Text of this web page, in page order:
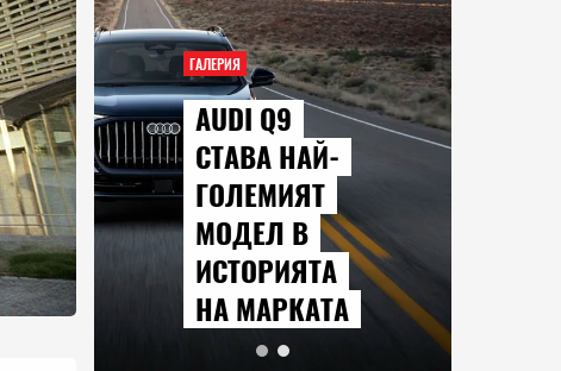
ГАЛЕРИЯ
AUDI Q9
СТАВА НАЙ-
ГОЛЕМИЯТ
МОДЕЛ В
ИСТОРИЯТА
НА МАРКАТА